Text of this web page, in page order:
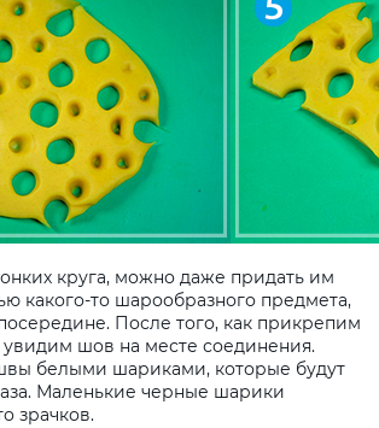
круга, можно даже придать им
какого-то шарообразного предмета,
После того, как прикрепим
увидим шов на месте соединения.
белыми шариками, которые будут
Маленькие черные шарики
зрачков.